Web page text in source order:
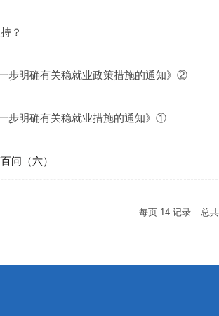
？
步明确有关稳就业政策措施的通知》②
步明确有关稳就业措施的通知》①
问（六）
每页 14 记录 总共